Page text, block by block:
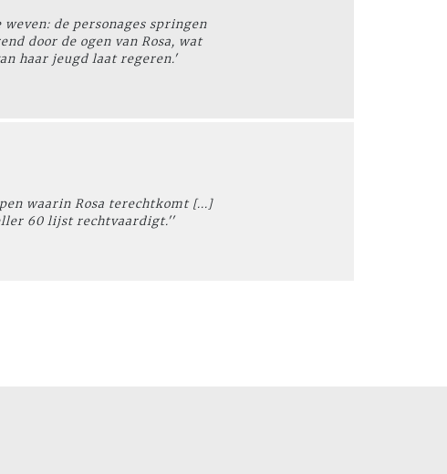
de personages springen
door de ogen van Rosa, wat
haar jeugd laat regeren.'
waarin Rosa terechtkomt [...]
60 lijst rechtvaardigt.''